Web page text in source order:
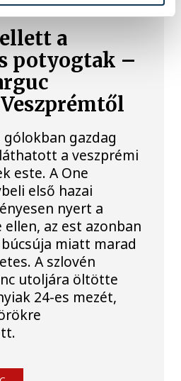
a
potyogtak –
gólokban gazdag
a veszprémi
este. A One
első hazai
nyert a
ellen, az est azonban
miatt marad
A szlovén
utoljára öltötte
24-es mezét,